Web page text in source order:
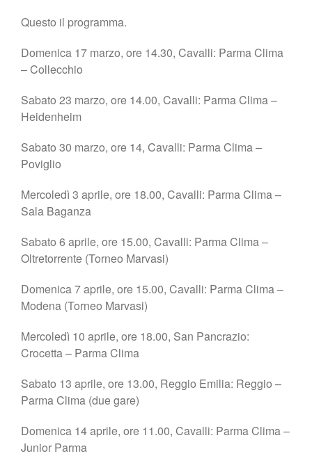
Questo il programma.
Domenica 17 marzo, ore 14.30, Cavalli: Parma Clima
– Collecchio
Sabato 23 marzo, ore 14.00, Cavalli: Parma Clima –
Heidenheim
Sabato 30 marzo, ore 14, Cavalli: Parma Clima –
Poviglio
Mercoledì 3 aprile, ore 18.00, Cavalli: Parma Clima –
Sala Baganza
Sabato 6 aprile, ore 15.00, Cavalli: Parma Clima –
Oltretorrente (Torneo Marvasi)
Domenica 7 aprile, ore 15.00, Cavalli: Parma Clima –
Modena (Torneo Marvasi)
Mercoledì 10 aprile, ore 18.00, San Pancrazio:
Crocetta – Parma Clima
Sabato 13 aprile, ore 13.00, Reggio Emilia: Reggio –
Parma Clima (due gare)
Domenica 14 aprile, ore 11.00, Cavalli: Parma Clima –
Junior Parma